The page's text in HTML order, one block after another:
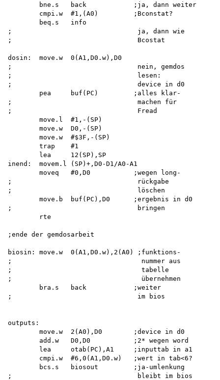
        bne.s   back            ;ja, dann weiter
        cmpi.w  #1,(A0)         ;Bconstat?
        beq.s   info
;                                ja, dann wie
;                                Bcostat
dosin:  move.w  0(A1,D0.w),D0
;                                nein, gemdos
;                                lesen:
;                                device in d0
        pea     buf(PC)         ;alles klar-
;                                machen für
;                                Fread
        move.l  #1,-(SP)
        move.w  D0,-(SP)
        move.w  #$3F,-(SP)
        trap    #1
        lea     12(SP),SP
inend:  movem.l (SP)+,D0-D1/A0-A1
        moveq   #0,D0           ;wegen long-
;                                rückgabe
;                                löschen
        move.b  buf(PC),D0      ;ergebnis in d0
;                                bringen
        rte
;ende der gemdosarbeit
biosin: move.w  0(A1,D0.w),2(A0) ;funktions-
;                                 nummer aus
;                                 tabelle
;                                 übernehmen
        bra.s   back            ;weiter
;                                im bios
outputs:
        move.w  2(A0),D0        ;device in d0
        add.w   D0,D0           ;2* wegen word
        lea     otab(PC),A1     ;inputtab in a1
        cmpi.w  #6,0(A1,D0.w)   ;wert in tab<6?
        bcs.s   biosout         ;ja-umlenkung
;                                bleibt im bios